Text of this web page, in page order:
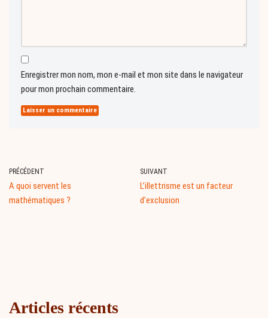
Enregistrer mon nom, mon e-mail et mon site dans le navigateur
pour mon prochain commentaire.
PRÉCÉDENT
A quoi servent les
mathématiques ?
SUIVANT
L’illettrisme est un facteur
d’exclusion
Articles récents